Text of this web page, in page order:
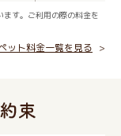
す。ご利用の際の料金を
ット料金一覧を見る